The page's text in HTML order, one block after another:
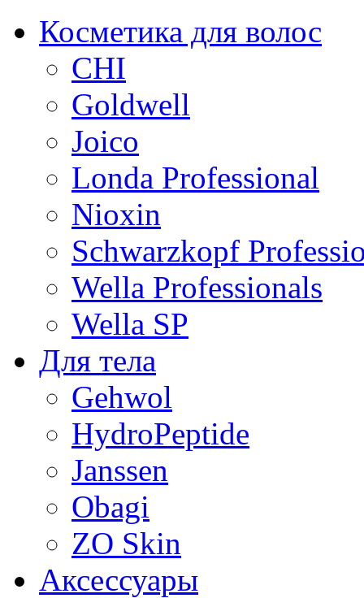
Косметика для волос
CHI
Goldwell
Joico
Londa Professional
Nioxin
Schwarzkopf
Wella Professionals
Wella SP
Для тела
Gehwol
HydroPeptide
Janssen
Obagi
ZO Skin
Aксессуары